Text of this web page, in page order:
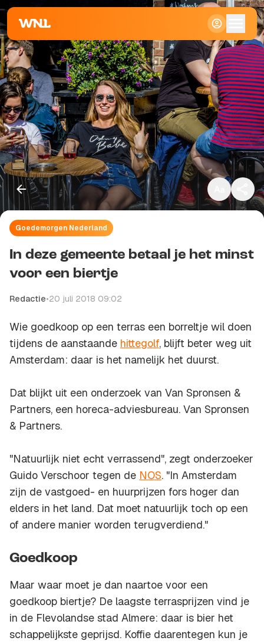
Klein
Standaard
Groot
Goedemorgen Nederland
In deze gemeente betaal je het minst
voor een biertje
Redactie•20 juli 2018 09:02
Wie goedkoop op een terras een borreltje wil doen
tijdens de aanstaande hittegolf, blijft beter weg uit
Amsterdam: daar is het namelijk het duurst.
Dat blijkt uit een onderzoek van Van Spronsen &
Partners, een horeca-adviesbureau. Van Spronsen
& Partners.
"Natuurlijk niet echt verrassend", zegt onderzoeker
Guido Verschoor tegen de NOS. "In Amsterdam
zijn de vastgoed- en huurprijzen fors hoger dan
elders in het land. Dat moet natuurlijk toch op een
of andere manier worden terugverdiend."
Goedkoop
Maar waar moet je dan naartoe voor een
goedkoop biertje? De laagste terrasprijzen vind je
in de Flevolandse stad Almere: daar is bier het
schappelijkste geprijsd. Koffie daarentegen kun je